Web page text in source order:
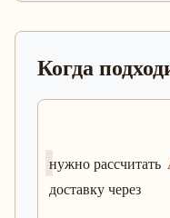
Когда
нужно рассчитать
доставку через